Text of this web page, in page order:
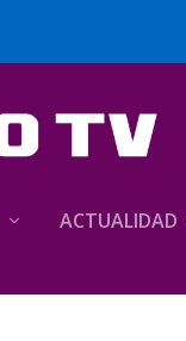
ACTUALIDAD